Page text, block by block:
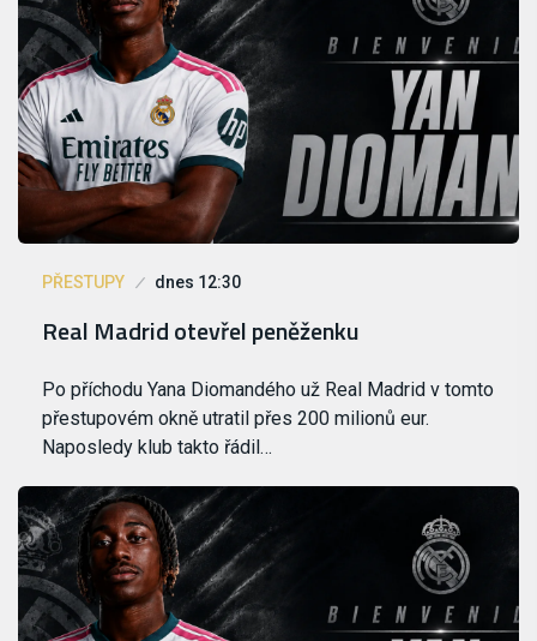
PŘESTUPY dnes 12:30
Real Madrid otevřel peněženku
Po příchodu Yana Diomandého už Real Madrid v tomto
přestupovém okně utratil přes 200 milionů eur.
Naposledy klub takto řádil…